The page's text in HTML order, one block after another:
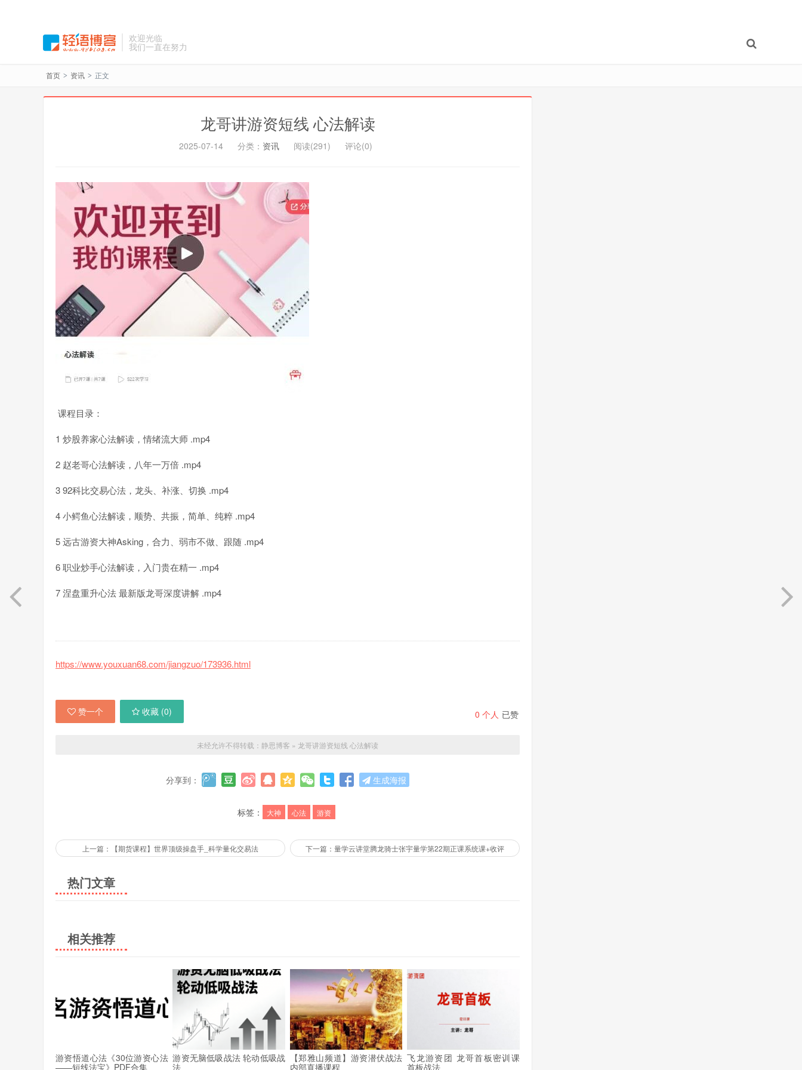
欢迎光临
我们一直在努力
首页 > 资讯 > 正文
龙哥讲游资短线 心法解读
2025-07-14 分类： 资讯 阅读(291) 评论(0)
课程目录：
1 炒股养家心法解读，情绪流大师 .mp4
2 赵老哥心法解读，八年一万倍 .mp4
3 92科比交易心法，龙头、补涨、切换 .mp4
4 小鳄鱼心法解读，顺势、共振，简单、纯粹 .mp4
5 远古游资大神Asking，合力、弱市不做、跟随 .mp4
6 职业炒手心法解读，入门贵在精一 .mp4
7 涅盘重升心法 最新版龙哥深度讲解 .mp4
https://www.youxuan68.com/jiangzuo/173936.html
0 个人 已赞
赞一个 收藏 (0)
未经允许不得转载： 静思博客 » 龙哥讲游资短线 心法解读
分享到： 生成海报
标签： 大神 心法 游资
上一篇：【期货课程】世界顶级操盘手_科学量化交易法 下一篇：量学云讲堂腾龙骑士张宇量学第22期正课系统课+收评
热门文章
相关推荐
游资悟道心法《30位游资心法
——短线法宝》PDF合集
游资无脑低吸战法 轮动低吸战
法
【郑雅山频道】游资潜伏战法
内部直播课程
飞龙游资团 龙哥首板密训课
首板战法